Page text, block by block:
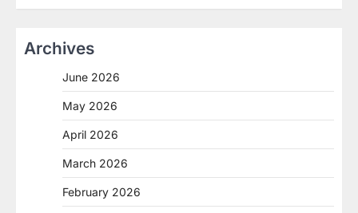
Archives
June 2026
May 2026
April 2026
March 2026
February 2026